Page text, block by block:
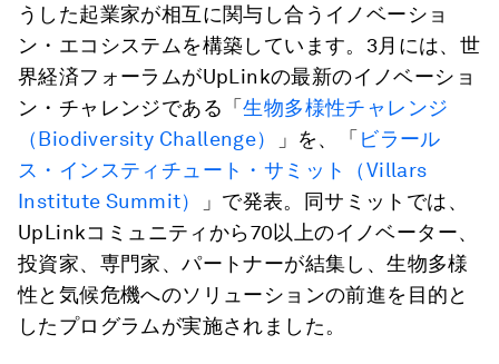
うした起業家が相互に関与し合うイノベーショ
ン・エコシステムを構築しています。3月には、世
界経済フォーラムがUpLinkの最新のイノベーショ
ン・チャレンジである「生物多様性チャレンジ
（Biodiversity Challenge）
」を、「 ビラール
ス・インスティチュート・サミット（Villars
Institute Summit）
」で発表。同サミットでは、
UpLinkコミュニティから70以上のイノベーター、
投資家、専門家、パートナーが結集し、生物多様
性と気候危機へのソリューションの前進を目的と
したプログラムが実施されました。